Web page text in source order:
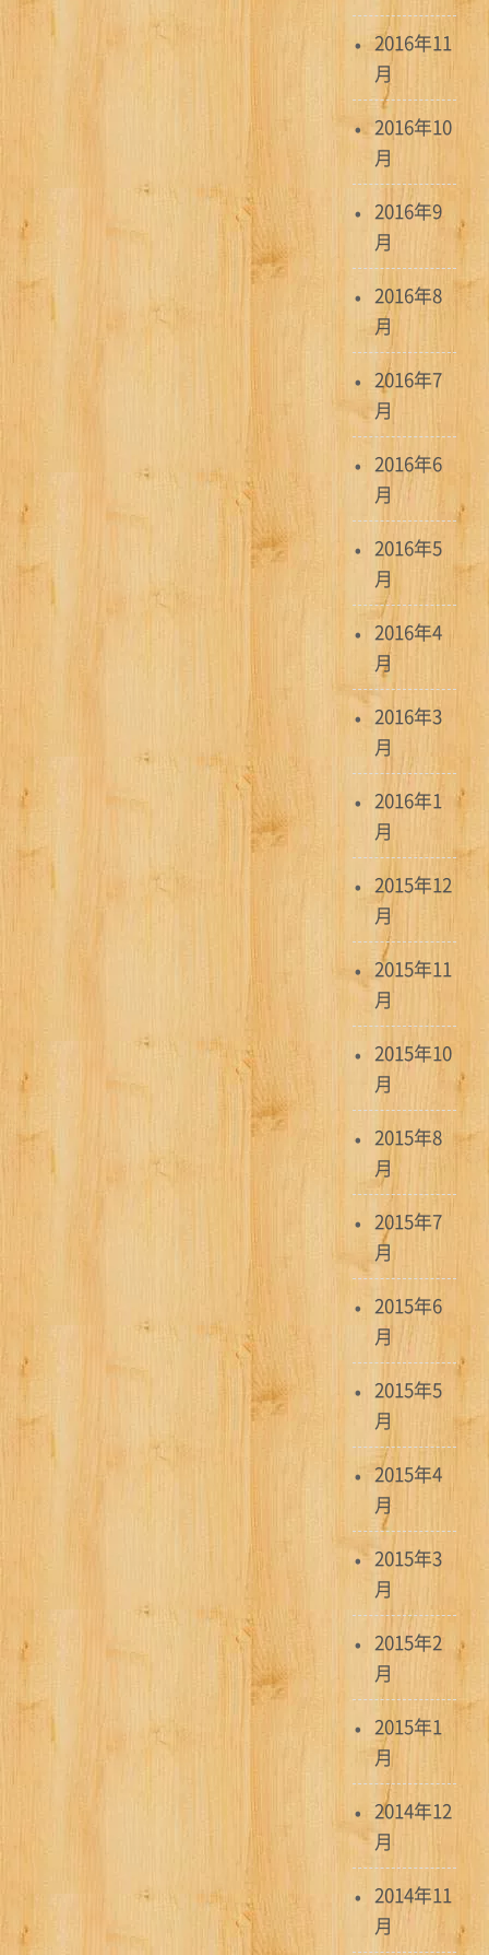
2016年11
月
2016年10
月
2016年9
月
2016年8
月
2016年7
月
2016年6
月
2016年5
月
2016年4
月
2016年3
月
2016年1
月
2015年12
月
2015年11
月
2015年10
月
2015年8
月
2015年7
月
2015年6
月
2015年5
月
2015年4
月
2015年3
月
2015年2
月
2015年1
月
2014年12
月
2014年11
月